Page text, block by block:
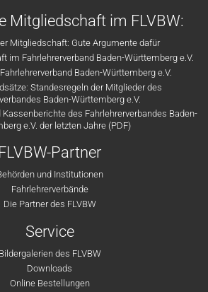
Mitgliedschaft im FLVBW:
Mitgliedschaft: Gute Argumente dafür
im Fahrlehrerverband Baden-Württemberg e.V.
Baden-Württemberg e.V.
Standesregeln der Mitglieder des
Baden-Württemberg e.V.
des Fahrlehrerverbandes Baden-
e.V. der letzten Jahre (PDF)
FLVBW-Partner
und Institutionen
Fahrlehrerverbände
Die Partner des FLVBW
Service
Bildergalerien des FLVBW
Downloads
Online Bestellungen